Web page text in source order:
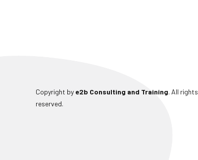
Copyright by e2b Consulting and Training. All rights
reserved.